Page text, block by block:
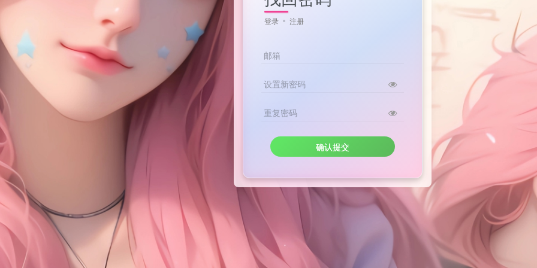
登录 注册
邮箱
设置新密码
重复密码
确认提交